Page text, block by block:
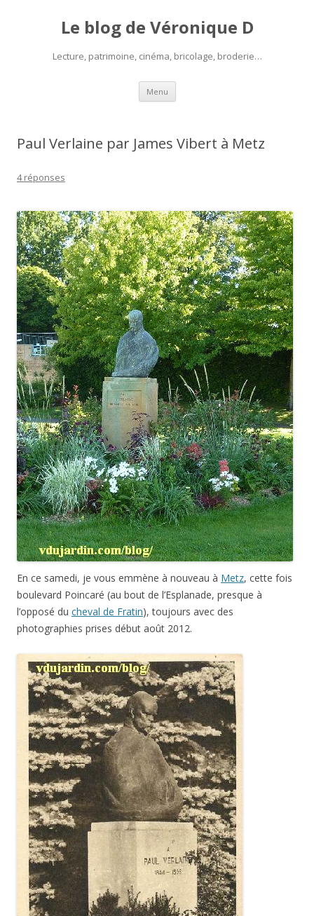
Le blog de Véronique D
Lecture, patrimoine, cinéma, bricolage, broderie…
Menu Aller
contenu
Paul Verlaine par James Vibert à Metz
4 réponses
En ce samedi, je vous emmène à nouveau à Metz, cette fois
boulevard Poincaré (au bout de l’Esplanade, presque à
l’opposé du cheval de Fratin), toujours avec des
photographies prises début août 2012.